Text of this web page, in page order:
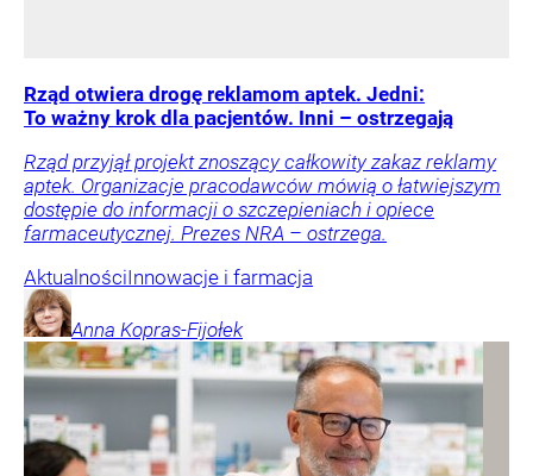
Rząd otwiera drogę reklamom aptek. Jedni:
To ważny krok dla pacjentów. Inni – ostrzegają
Rząd przyjął projekt znoszący całkowity zakaz reklamy
aptek. Organizacje pracodawców mówią o łatwiejszym
dostępie do informacji o szczepieniach i opiece
farmaceutycznej. Prezes NRA – ostrzega.
AktualnościInnowacje i farmacja
Anna Kopras-Fijołek